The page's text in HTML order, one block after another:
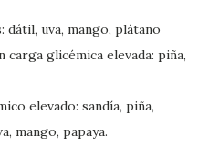
dátil, uva, mango, plátano
carga glicémica elevada: piña,
elevado: sandía, piña,
mango, papaya.